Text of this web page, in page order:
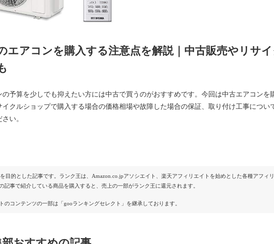
エアコンを購入する注意点を解説｜中古販売やリサ
の予算を少しでも抑えたい方には中古で買うのがおすすめです。今回は中古エアコンを
イクルショップで購入する場合の価格相場や故障した場合の保証、取り付け工事につい
い。
目的とした記事です。ランク王は、Amazon.co.jpアソシエイト、楽天アフィリエイトを始めとした各種アフィ
記事で紹介している商品を購入すると、売上の一部がランク王に還元されます。
のコンテンツの一部は「gooランキングセレクト」を継承しております。